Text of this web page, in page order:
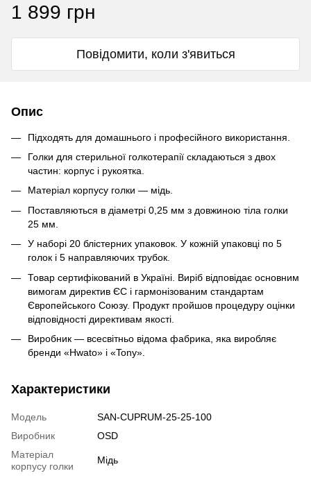
1 899 грн
Повідомити, коли з'явиться
Опис
Підходять для домашнього і професійного використання.
Голки для стерильної голкотерапії складаються з двох
частин: корпус і рукоятка.
Матеріал корпусу голки — мідь.
Поставляються в діаметрі 0,25 мм з довжиною тіла голки
25 мм.
У наборі 20 блістерних упаковок. У кожній упаковці по 5
голок і 5 направляючих трубок.
Товар сертифікований в Україні. Виріб відповідає основним
вимогам директив ЄС і гармонізованим стандартам
Європейського Союзу. Продукт пройшов процедуру оцінки
відповідності директивам якості.
Виробник — всесвітньо відома фабрика, яка виробляє
бренди «Hwato» і «Tony».
Характеристики
Модель
SAN-CUPRUM-25-25-100
Виробник
OSD
Матеріал
корпусу голки
Мідь